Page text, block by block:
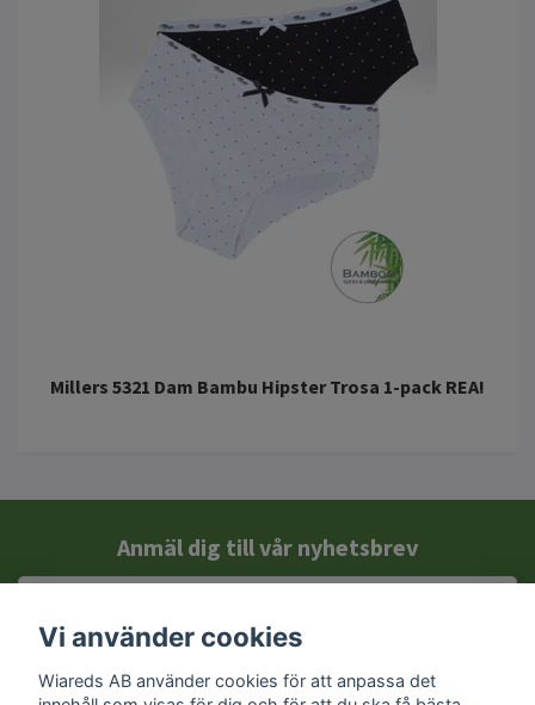
Millers 5321 Dam Bambu Hipster Trosa 1-pack REA!
Anmäl dig till vår nyhetsbrev
Vi använder cookies
Wiareds AB använder cookies för att anpassa det